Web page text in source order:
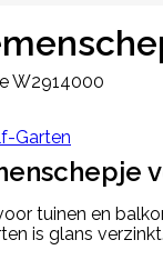
W2914000
Garten
tuinen en
is glans verzinkt.